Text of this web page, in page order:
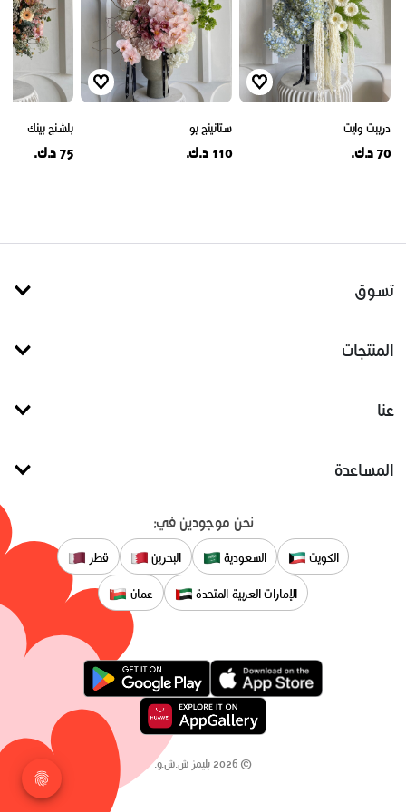
دريبت وايت
70 د.ك.
ستانينج يو
110 د.ك.
بلشنج بينك
75 د.ك.
تسوق
المنتجات
عنا
المساعدة
نحن موجودين في:
الكويت السعودية البحرين قطر
الإمارات العربية المتحدة عمان
©
2026 بليمز ش.ش.و.